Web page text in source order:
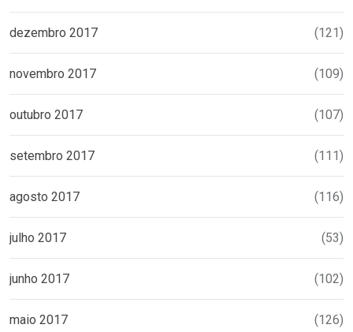
dezembro 2017 (121)
novembro 2017 (109)
outubro 2017 (107)
setembro 2017 (111)
agosto 2017 (116)
julho 2017 (53)
junho 2017 (102)
maio 2017 (126)